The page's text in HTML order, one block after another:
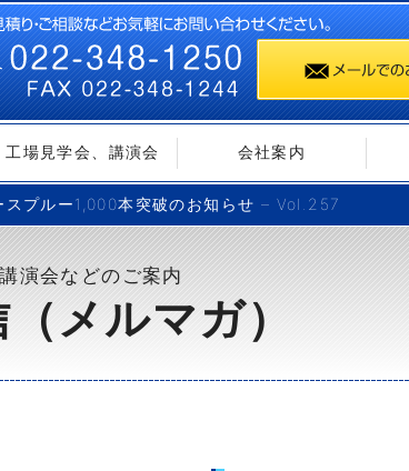
工場見学会、講演会 会社案内
スプルー1,000本突破のお知らせ – Vol.257
演会などのご案内
メルマガ）